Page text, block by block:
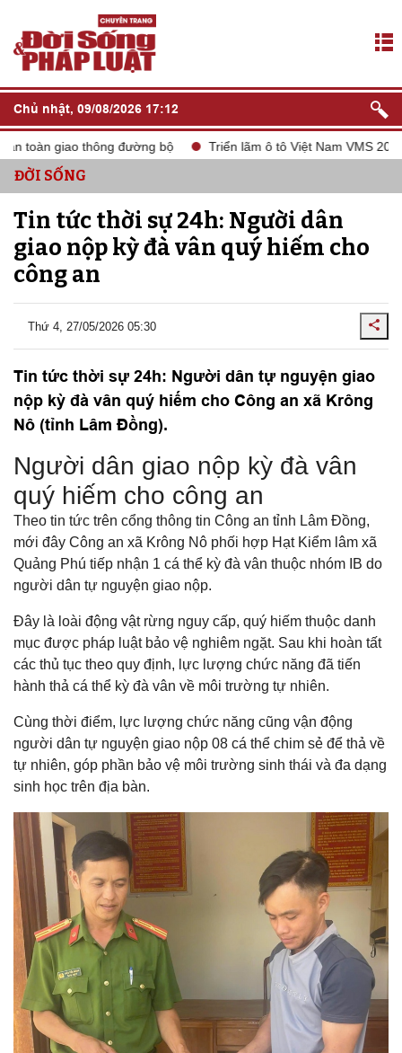
Chủ nhật, 09/08/2026 17:12
giao thông đường bộ Triển lãm ô tô Việt Nam VMS 2024
ĐỜI SỐNG
Tin tức thời sự 24h: Người dân
giao nộp kỳ đà vân quý hiếm cho
công an
Thứ 4, 27/05/2026 05:30
Tin tức thời sự 24h: Người dân tự nguyện giao
nộp kỳ đà vân quý hiếm cho Công an xã Krông
Nô (tỉnh Lâm Đồng).
Người dân giao nộp kỳ đà vân
quý hiếm cho công an
Theo tin tức trên cổng thông tin Công an tỉnh Lâm Đồng,
mới đây Công an xã Krông Nô phối hợp Hạt Kiểm lâm xã
Quảng Phú tiếp nhận 1 cá thể kỳ đà vân thuộc nhóm IB do
người dân tự nguyện giao nộp.
Đây là loài động vật rừng nguy cấp, quý hiếm thuộc danh
mục được pháp luật bảo vệ nghiêm ngặt. Sau khi hoàn tất
các thủ tục theo quy định, lực lượng chức năng đã tiến
hành thả cá thể kỳ đà vân về môi trường tự nhiên.
Cùng thời điểm, lực lượng chức năng cũng vận động
người dân tự nguyện giao nộp 08 cá thể chim sẻ để thả về
tự nhiên, góp phần bảo vệ môi trường sinh thái và đa dạng
sinh học trên địa bàn.